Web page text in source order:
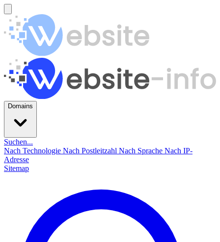
Domains
Suchen...
Nach Technologie Nach Postleitzahl Nach Sprache Nach IP-
Adresse
Sitemap